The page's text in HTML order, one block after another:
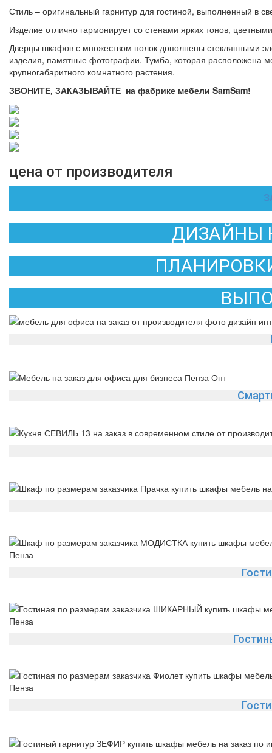
Стиль – оригинальный гарнитур для гостиной, выполненный в
Изделие отлично гармонирует со стенами ярких тонов,
Дверцы шкафов с множеством полок дополнены стеклянными
изделия, памятные фотографии. Тумба, которая расположена
крупногабаритного комнатного растения.
ЗВОНИТЕ, ЗАКАЗЫВАЙТЕ на фабрике мебели SamSam!
цена от производителя
ДИЗАЙНЫ